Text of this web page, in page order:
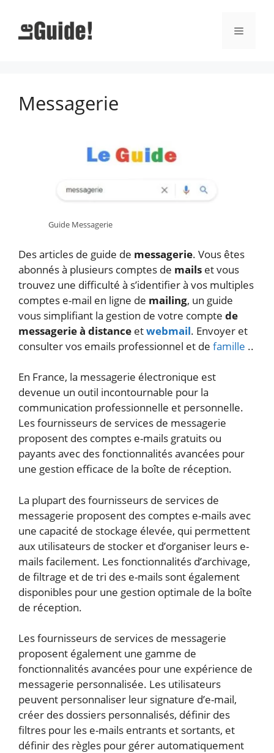
contenu
Menu
Messagerie
Guide Messagerie
Des articles de guide de messagerie. Vous êtes
abonnés à plusieurs comptes de mails et vous
trouvez une difficulté à s’identifier à vos multiples
comptes e-mail en ligne de mailing, un guide
vous simplifiant la gestion de votre compte de
messagerie à distance etwebmail. Envoyer et
consulter vos emails professionnel et de famille ..
En France, la messagerie électronique est
devenue un outil incontournable pour la
communication professionnelle et personnelle.
Les fournisseurs de services de messagerie
proposent des comptes e-mails gratuits ou
payants avec des fonctionnalités avancées pour
une gestion efficace de la boîte de réception.
La plupart des fournisseurs de services de
messagerie proposent des comptes e-mails avec
une capacité de stockage élevée, qui permettent
aux utilisateurs de stocker et d’organiser leurs e-
mails facilement. Les fonctionnalités d’archivage,
de filtrage et de tri des e-mails sont également
disponibles pour une gestion optimale de la boîte
de réception.
Les fournisseurs de services de messagerie
proposent également une gamme de
fonctionnalités avancées pour une expérience de
messagerie personnalisée. Les utilisateurs
peuvent personnaliser leur signature d’e-mail,
créer des dossiers personnalisés, définir des
filtres pour les e-mails entrants et sortants, et
définir des règles pour gérer automatiquement